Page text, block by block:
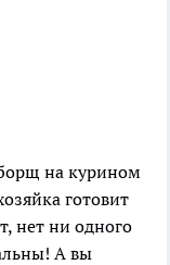
на курином
готовит
нет ни одного
А вы